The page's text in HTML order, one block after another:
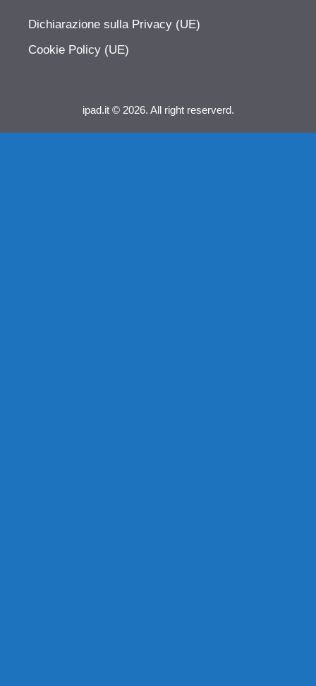
Dichiarazione sulla Privacy (UE)
Cookie Policy (UE)
ipad.it © 2026. All right reserverd.